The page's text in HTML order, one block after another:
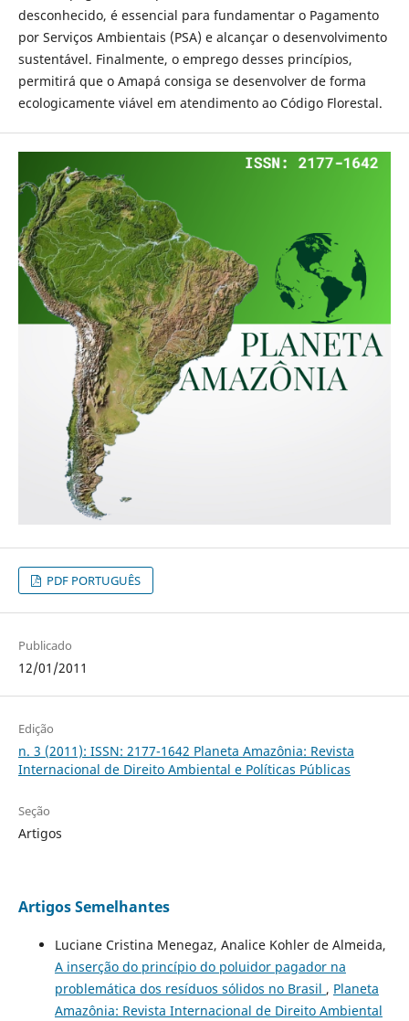
desconhecido, é essencial para fundamentar o Pagamento
por Serviços Ambientais (PSA) e alcançar o desenvolvimento
sustentável. Finalmente, o emprego desses princípios,
permitirá que o Amapá consiga se desenvolver de forma
ecologicamente viável em atendimento ao Código Florestal.
PDF PORTUGUÊS
Publicado
12/01/2011
Edição
n. 3 (2011): ISSN: 2177-1642 Planeta Amazônia: Revista
Internacional de Direito Ambiental e Políticas Públicas
Seção
Artigos
Artigos Semelhantes
Luciane Cristina Menegaz, Analice Kohler de Almeida,
A inserção do princípio do poluidor pagador na
problemática dos resíduos sólidos no Brasil , Planeta
Amazônia: Revista Internacional de Direito Ambiental